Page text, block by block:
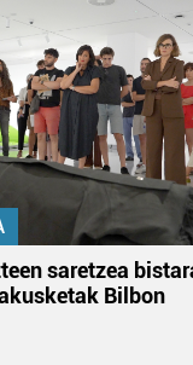
saretzea
Bilbon